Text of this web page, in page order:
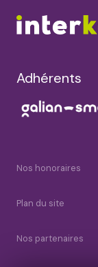
Adhérents
Nos honoraires
Plan du site
Nos partenaires